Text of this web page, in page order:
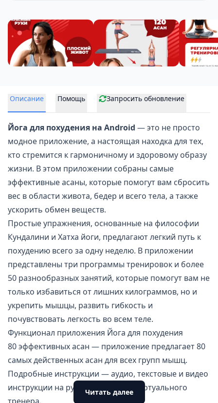
Описание Помощь Запросить обновление
Йога для похудения на Android — это не просто
модное приложение, а настоящая находка для тех,
кто стремится к гармоничному и здоровому образу
жизни. В этом приложении собраны самые
эффективные асаны, которые помогут вам сбросить
вес в области живота, бедер и всего тела, а также
ускорить обмен веществ.
Простые упражнения, основанные на философии
Кундалини и Хатха йоги, предлагают легкий путь к
похудению всего за одну неделю. В приложении
представлены три программы тренировок и более
50 разнообразных занятий, которые помогут вам не
только избавиться от лишних килограммов, но и
укрепить мышцы, развить гибкость и
почувствовать легкость во всем теле.
Функционал приложения Йога для похудения
80 эффективных асан — приложение предлагает 80
самых действенных асан для всех групп мышц.
Подробные инструкции — аудио, текстовые и видео
инструкции на русском языке от виртуального
Читать далее